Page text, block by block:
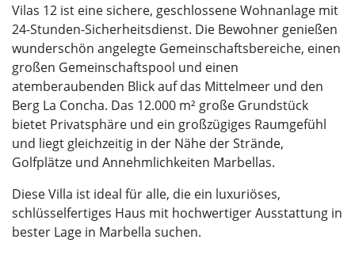
Vilas 12 ist eine sichere, geschlossene Wohnanlage mit
24-Stunden-Sicherheitsdienst. Die Bewohner genießen
wunderschön angelegte Gemeinschaftsbereiche, einen
großen Gemeinschaftspool und einen
atemberaubenden Blick auf das Mittelmeer und den
Berg La Concha. Das 12.000 m² große Grundstück
bietet Privatsphäre und ein großzügiges Raumgefühl
und liegt gleichzeitig in der Nähe der Strände,
Golfplätze und Annehmlichkeiten Marbellas.
Diese Villa ist ideal für alle, die ein luxuriöses,
schlüsselfertiges Haus mit hochwertiger Ausstattung in
bester Lage in Marbella suchen.